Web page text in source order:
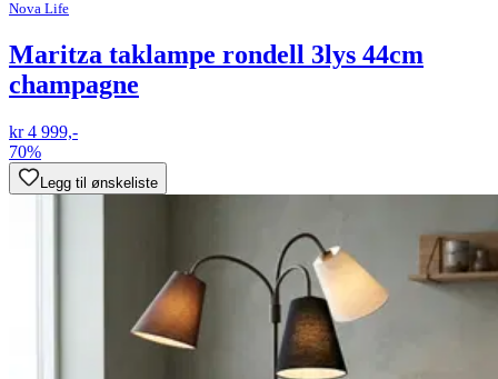
Nova Life
Maritza taklampe rondell 3lys 44cm
champagne
kr 4 999,-
70%
Legg til ønskeliste